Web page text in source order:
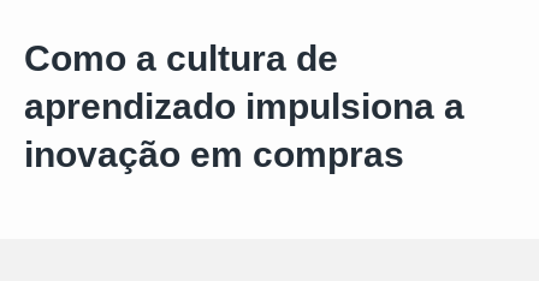
Como a cultura de
aprendizado impulsiona a
inovação em compras